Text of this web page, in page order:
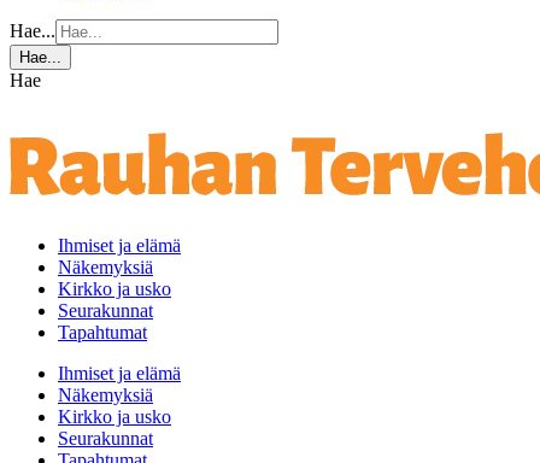
Hae...
Hae...
Hae
Ihmiset ja elämä
Näkemyksiä
Kirkko ja usko
Seurakunnat
Tapahtumat
Ihmiset ja elämä
Näkemyksiä
Kirkko ja usko
Seurakunnat